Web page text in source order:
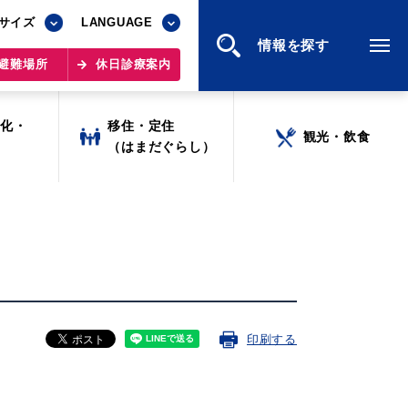
イズ LANGUAGE
難場所 休日診療案内
情報を探す
イズ LANGUAGE
難場所 休日診療案内
情報を探す
・
移住・定住
（はまだぐらし）
観光・飲食
・
移住・定住
（はまだぐらし）
観光・飲食
印刷する